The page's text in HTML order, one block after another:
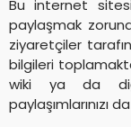
Bu internet
paylaşmak
ziyaretçiler
bilgileri
wiki ya da
paylaşımlarınızı